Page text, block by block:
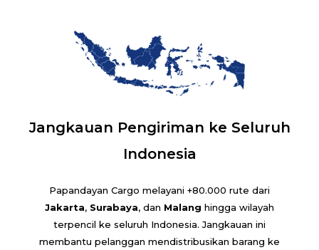
Jangkauan Pengiriman ke Seluruh
Indonesia
Papandayan Cargo melayani +80.000 rute dari
Jakarta, Surabaya, dan Malang hingga wilayah
terpencil ke seluruh Indonesia. Jangkauan ini
membantu pelanggan mendistribusikan barang ke